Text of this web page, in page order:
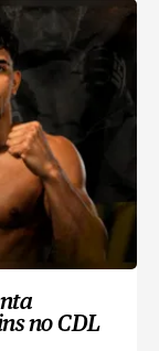
no CDL